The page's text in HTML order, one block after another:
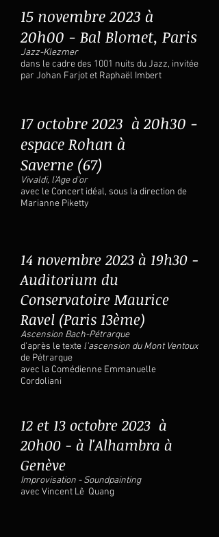
15 novembre 2023 à
20h00 - Bal Blomet, Paris
Jazz-Klezmer
dans le cadre des 1001 nuits du Jazz, invitée
par Johan Farjot et Raphaël Imbert
17 octobre 2023 à 20h30 -
espace Rohan à
Saverne (67)
Vivaldi, l'Age d'or
avec le Concert idéal, sous la direction de
Marianne Piketty
14 novembre 2023 à 19h30 -
Auditorium du
Conservatoire Maurice
Ravel (Paris 13ème)
Ascension Bach-Pétrarque
d'après le texte l'ascension du Mont Ventoux
de Pétrarque
avec la Comédienne Emmanuelle
Cordoliani
12 et 13 octobre 2023 à
20h00 - à l'Alhambra à
Genève
Improvisation - Soundpainting
avec Vincent Lê Quang